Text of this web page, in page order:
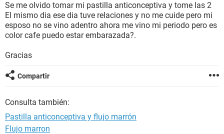
SEXUALIDAD
GLOSARIO
Se me olvido tomar mi pastilla anticonceptiva y tome las 2
El mismo dia ese dia tuve relaciones y no me cuide pero mi
esposo no se vino adentro ahora me vino mi periodo pero es
color cafe puedo estar embarazada?.
Gracias
Compartir
Consulta también:
Pastilla anticonceptiva y flujo marrón
Flujo marron